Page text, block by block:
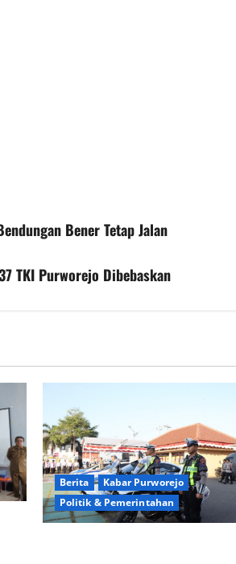
Bener Tetap Jalan
TKI Purworejo Dibebaskan
Berita
Kabar Purworejo
Politik & Pemerintahan